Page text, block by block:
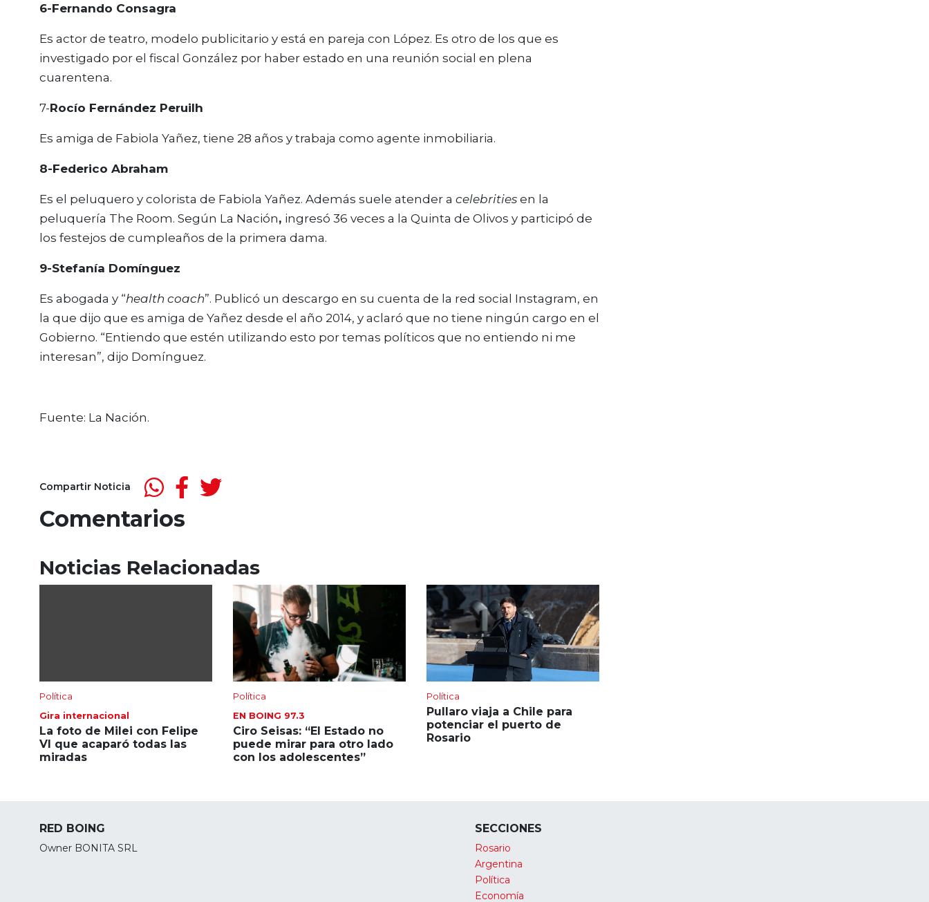
6-Fernando Consagra
Es actor de teatro, modelo publicitario y está en pareja con López. Es otro de los que es
investigado por el fiscal González por haber estado en una reunión social en plena
cuarentena.
7-Rocío Fernández Peruilh
Es amiga de Fabiola Yañez, tiene 28 años y trabaja como agente inmobiliaria.
8-Federico Abraham
Es el peluquero y colorista de Fabiola Yañez. Además suele atender a celebrities en la
peluquería The Room. Según La Nación, ingresó 36 veces a la Quinta de Olivos y participó de
los festejos de cumpleaños de la primera dama.
9-Stefanía Domínguez
Es abogada y “health coach”. Publicó un descargo en su cuenta de la red social Instagram, en
la que dijo que es amiga de Yañez desde el año 2014, y aclaró que no tiene ningún cargo en el
Gobierno. “Entiendo que estén utilizando esto por temas políticos que no entiendo ni me
interesan”, dijo Domínguez.
Fuente: La Nación.
Compartir Noticia
Comentarios
Noticias Relacionadas
Política
Gira internacional
La foto de Milei con Felipe
VI que acaparó todas las
miradas
Política
EN BOING 97.3
Ciro Seisas: “El Estado no
puede mirar para otro lado
con los adolescentes”
Política
Pullaro viaja a Chile para
potenciar el puerto de
Rosario
RED BOING
Owner BONITA SRL
SECCIONES
Rosario
Argentina
Política
Economía